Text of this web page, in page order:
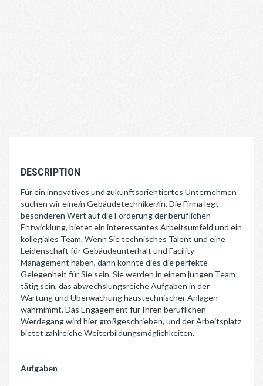
DESCRIPTION
Für ein innovatives und zukunftsorientiertes Unternehmen
suchen wir eine/n Gebäudetechniker/in. Die Firma legt
besonderen Wert auf die Förderung der beruflichen
Entwicklung, bietet ein interessantes Arbeitsumfeld und ein
kollegiales Team. Wenn Sie technisches Talent und eine
Leidenschaft für Gebäudeunterhalt und Facility
Management haben, dann könnte dies die perfekte
Gelegenheit für Sie sein. Sie werden in einem jungen Team
tätig sein, das abwechslungsreiche Aufgaben in der
Wartung und Überwachung haustechnischer Anlagen
wahrnimmt. Das Engagement für Ihren beruflichen
Werdegang wird hier großgeschrieben, und der Arbeitsplatz
bietet zahlreiche Weiterbildungsmöglichkeiten.
Aufgaben